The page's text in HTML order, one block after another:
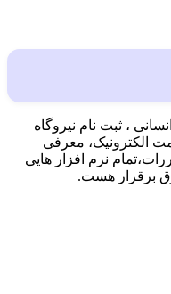
، ثبت نام نیروگاه
الکترونیک، معرفی
نرم افزار هایی
برقرار هست.